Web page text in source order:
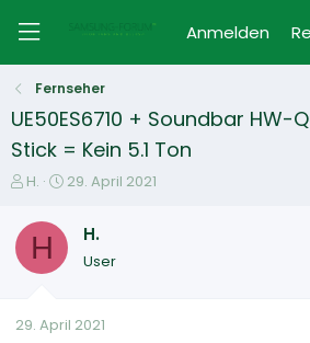
Anmelden
Fernseher
UE50ES6710 + Soundbar HW-
Stick = Kein 5.1 Ton
E
s
e
e
H.
E
t
t
29. April 2021
H H.
User
29. April 2021